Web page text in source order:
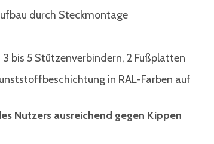
durch Steckmontage
bis 5 Stützenverbindern, 2 Fußplatten
in RAL-Farben auf
Nutzers ausreichend gegen Kippen